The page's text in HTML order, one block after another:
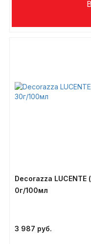
Decorazza
0г/100мл
3 987